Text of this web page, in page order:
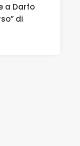
a Darfo
di